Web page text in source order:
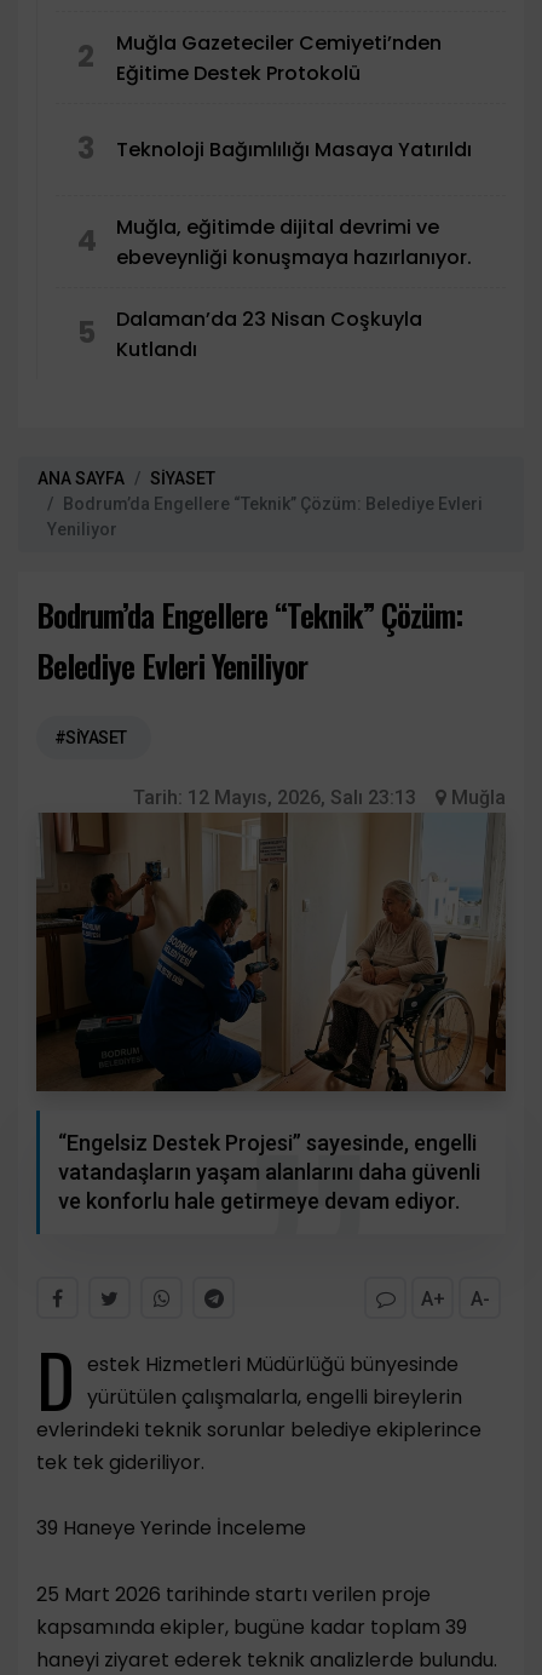
2
Muğla Gazeteciler Cemiyeti’nden
Eğitime Destek Protokolü
3 Teknoloji Bağımlılığı Masaya Yatırıldı
4
Muğla, eğitimde dijital devrimi ve
ebeveynliği konuşmaya hazırlanıyor.
5
Dalaman’da 23 Nisan Coşkuyla
Kutlandı
ANA SAYFA
SİYASET
Bodrum’da Engellere “Teknik” Çözüm: Belediye Evleri
Yeniliyor
Bodrum’da Engellere “Teknik” Çözüm:
Belediye Evleri Yeniliyor
#SİYASET
Tarih: 12 Mayıs, 2026, Salı 23:13 Muğla
“Engelsiz Destek Projesi” sayesinde, engelli
vatandaşların yaşam alanlarını daha güvenli
ve konforlu hale getirmeye devam ediyor.
A+ A-
D
estek Hizmetleri Müdürlüğü bünyesinde
yürütülen çalışmalarla, engelli bireylerin
evlerindeki teknik sorunlar belediye ekiplerince
tek tek gideriliyor.
​39 Haneye Yerinde İnceleme
​25 Mart 2026 tarihinde startı verilen proje
kapsamında ekipler, bugüne kadar toplam 39
haneyi ziyaret ederek teknik analizlerde bulundu.